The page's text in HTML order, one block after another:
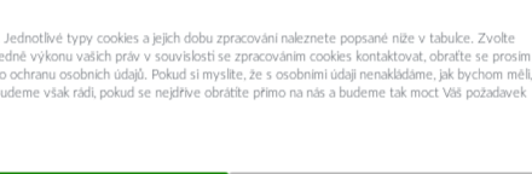
na:
typy cookies a jejich dobu zpracování naleznete popsané níže v tabulce. Zvolte
výkonu vašich práv v souvislosti se zpracováním cookies kontaktovat, obraťte se prosím
osobních údajů. Pokud si myslíte, že s osobními údaji nenakládáme, jak bychom měli,
však rádi, pokud se nejdříve obrátíte přímo na nás a budeme tak moct Váš požadavek